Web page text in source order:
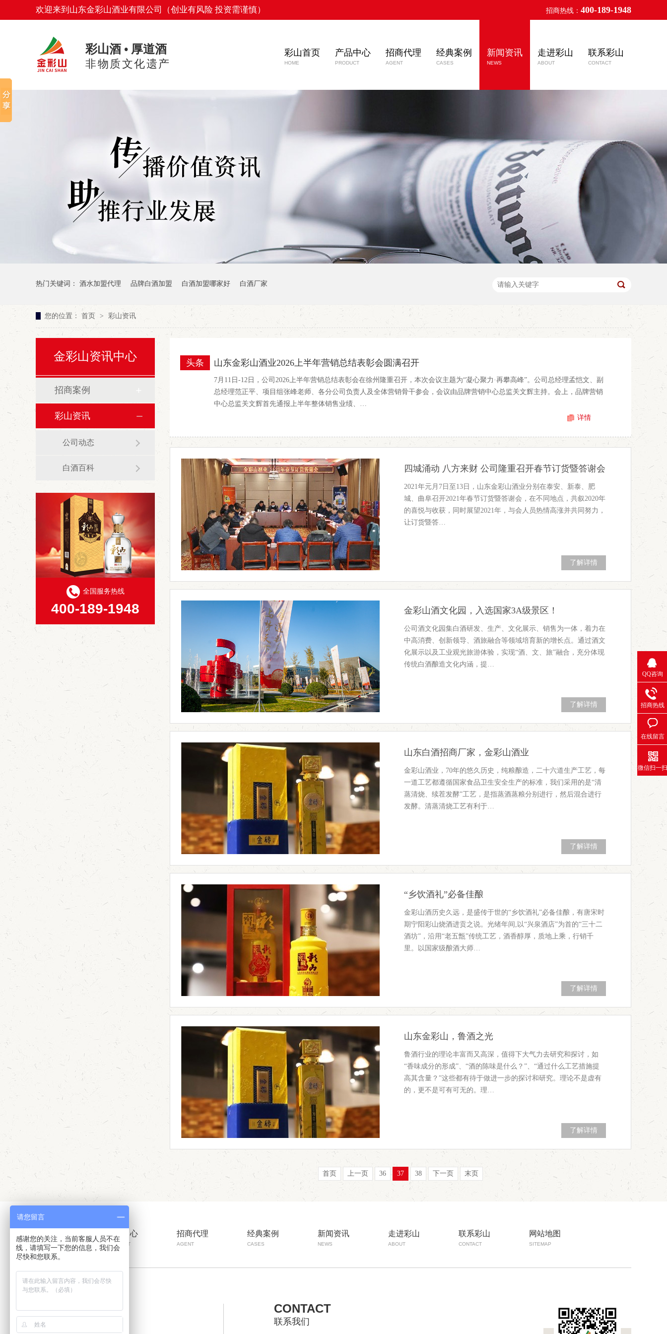
欢迎来到山东金彩山酒业有限公司（创业有风险 投资需谨慎） 招商热线： 400-189-1948
彩山酒 • 厚道酒
非物质文化遗产
彩山首页
HOME
产品中心
PRODUCT
招商代理
AGENT
经典案例
CASES
新闻资讯
NEWS
走进彩山
ABOUT
联系彩山
CONTACT
热门关键词： 酒水加盟代理 品牌白酒加盟 白酒加盟哪家好 白酒厂家
您的位置： 首页 > 彩山资讯
金彩山资讯中心
招商案例
彩山资讯
公司动态
白酒百科
全国服务热线
400-189-1948
山东金彩山酒业2026上半年营销总结表彰会圆满召开
头条
7月11日-12日，公司2026上半年营销总结表彰会在徐州隆重召开，本次会议主题为“凝心聚力·再攀高峰”。公司总经理孟恺文、副
总经理范正平、项目组张峰老师、各分公司负责人及全体营销骨干参会，会议由品牌营销中心总监关文辉主持。会上，品牌营销
中心总监关文辉首先通报上半年整体销售业绩、…
详情
四城涌动 八方来财 公司隆重召开春节订货暨答谢会
2021年元月7日至13日，山东金彩山酒业分别在泰安、新泰、肥
城、曲阜召开2021年春节订货暨答谢会，在不同地点，共叙2020年
的喜悦与收获，同时展望2021年，与会人员热情高涨并共同努力，
让订货暨答…
了解详情
金彩山酒文化园，入选国家3A级景区！
公司酒文化园集白酒研发、生产、文化展示、销售为一体，着力在
中高消费、创新领导、酒旅融合等领域培育新的增长点。通过酒文
化展示以及工业观光旅游体验，实现“酒、文、旅”融合，充分体现
传统白酒酿造文化内涵，提…
了解详情
山东白酒招商厂家，金彩山酒业
金彩山酒业，70年的悠久历史，纯粮酿造，二十六道生产工艺，每
一道工艺都遵循国家食品卫生安全生产的标准，我们采用的是“清
蒸清烧、续茬发酵”工艺，是指蒸酒蒸粮分别进行，然后混合进行
发酵。清蒸清烧工艺有利于…
了解详情
“乡饮酒礼”必备佳酿
金彩山酒历史久远，是盛传于世的“乡饮酒礼”必备佳酿，有唐宋时
期宁阳彩山烧酒进贡之说。光绪年间,以“兴泉酒店”为首的“三十二
酒坊”，沿用“老五甑”传统工艺，酒香醇厚，质地上乘，行销千
里。以国家级酿酒大师…
了解详情
山东金彩山，鲁酒之光
鲁酒行业的理论丰富而又高深，值得下大气力去研究和探讨，如
“香味成分的形成”、“酒的陈味是什么？”、“通过什么工艺措施提
高其含量？”这些都有待于做进一步的探讨和研究。理论不是虚有
的，更不是可有可无的。理…
了解详情
首页 上一页 36 37 38 下一页 末页
彩山首页
HOME
产品中心
PRODUCT
招商代理
AGENT
经典案例
CASES
新闻资讯
NEWS
走进彩山
ABOUT
联系彩山
CONTACT
网站地图
SITEMAP
CONTACT
联系我们
QQ咨询
招商热线
在线留言
微信扫一扫
请您留言
感谢您的关注，当前客服人员不在
线，请填写一下您的信息，我们会
尽快和您联系。